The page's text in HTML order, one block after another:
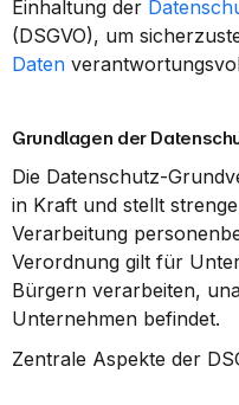
Einhaltung der
(DSGVO), um
Daten
Grundlagen der
Die Datenschutz-
in Kraft und stellt
Verarbeitung
Verordnung gilt für
Bürgern verarbeiten,
Unternehmen befindet.
Zentrale Aspekte der